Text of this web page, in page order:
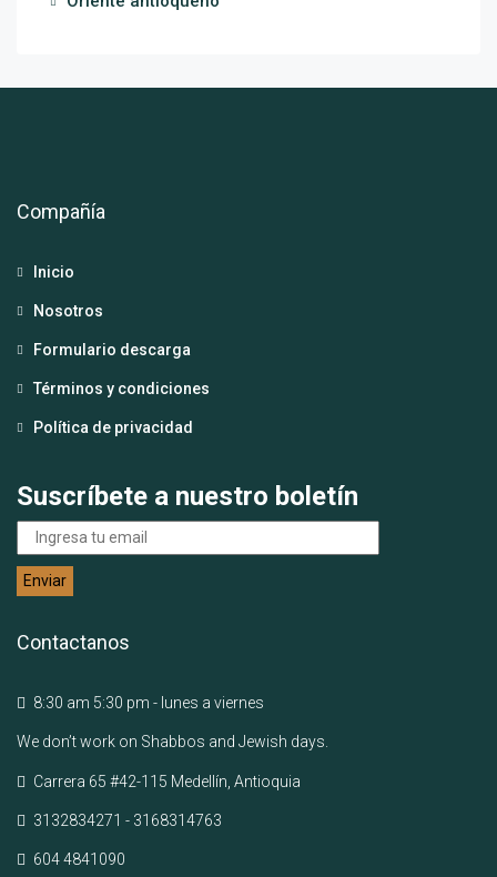
Compañía
Inicio
Nosotros
Formulario descarga
Términos y condiciones
Política de privacidad
Suscríbete a nuestro boletín
Contactanos
8:30 am 5:30 pm - lunes a viernes
We don’t work on Shabbos and Jewish days.
Carrera 65 #42-115 Medellín, Antioquia
3132834271 - 3168314763
604 4841090